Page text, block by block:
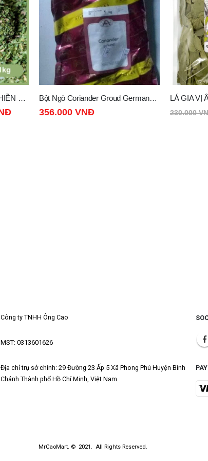
Bột Ngò Coriander Groud Germany Atlas bao 1kg LÁ GIA VỊ ÂU NGUYỆT QUẾ – BAY LEAVES WHOLE INDIA 500G
230.000VNĐ 135.000
Bột Quế
558.000
Công ty TNHH Ông Cao
MST: 0313601626
Địa chỉ trụ sở chính: 29 Đường 23 Ấp 5 Xã Phong Phú Huyện Bình
Chánh Thành phố Hồ Chí Minh, Việt Nam
MrCaoMart. © 2021. All Rights Reserved.